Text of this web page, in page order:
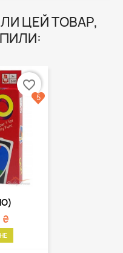
ЦЕЙ ТОВАР,
₴
favorite_border
5